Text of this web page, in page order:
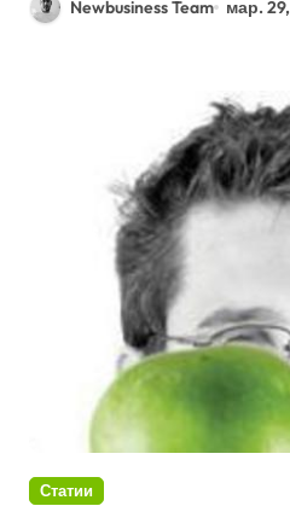
Newbusiness Team мар.
Статии